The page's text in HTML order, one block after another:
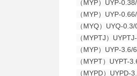
（MYP）UYP-
（MYP）UYP-
（MYQ）UYQ-
（MYPTJ）
（MYP）UYP-
（MYPT）UYPT-
（MYPD）